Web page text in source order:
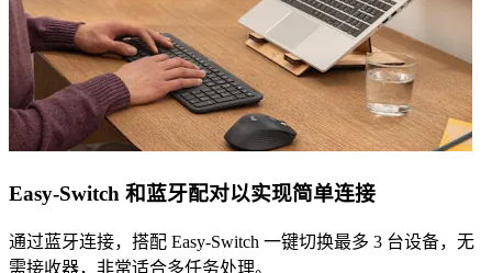
Easy-Switch 和蓝牙配对以实现简单连接
通过蓝牙连接，搭配 Easy-Switch 一键切换最多 3 台设备，无
需接收器，非常适合多任务处理。